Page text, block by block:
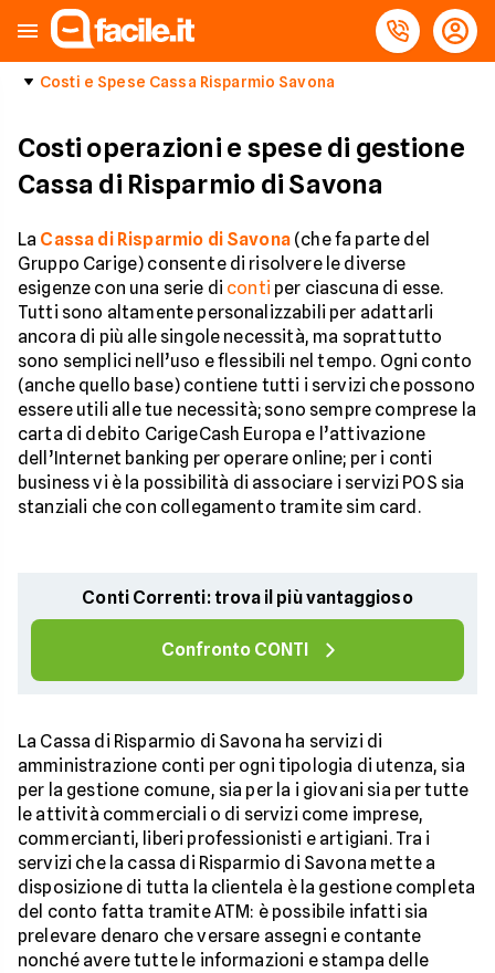
Costi e Spese Cassa Risparmio Savona
Costi operazioni e spese di gestione
Cassa di Risparmio di Savona
La Cassa di Risparmio di Savona(che fa parte del
Gruppo Carige) consente di risolvere le diverse
esigenze con una serie di conti per ciascuna di esse.
Tutti sono altamente personalizzabili per adattarli
ancora di più alle singole necessità, ma soprattutto
sono semplici nell’uso e flessibili nel tempo. Ogni conto
(anche quello base) contiene tutti i servizi che possono
essere utili alle tue necessità; sono sempre comprese la
carta di debito CarigeCash Europa e l’attivazione
dell’Internet banking per operare online; per i conti
business vi è la possibilità di associare i servizi POS sia
stanziali che con collegamento tramite sim card.
Conti Correnti: trova il più vantaggioso
Confronto CONTI
La Cassa di Risparmio di Savona ha servizi di
amministrazione conti per ogni tipologia di utenza, sia
per la gestione comune, sia per la i giovani sia per tutte
le attività commerciali o di servizi come imprese,
commercianti, liberi professionisti e artigiani. Tra i
servizi che la cassa di Risparmio di Savona mette a
disposizione di tutta la clientela è la gestione completa
del conto fatta tramite ATM: è possibile infatti sia
prelevare denaro che versare assegni e contante
nonché avere tutte le informazioni e stampa delle